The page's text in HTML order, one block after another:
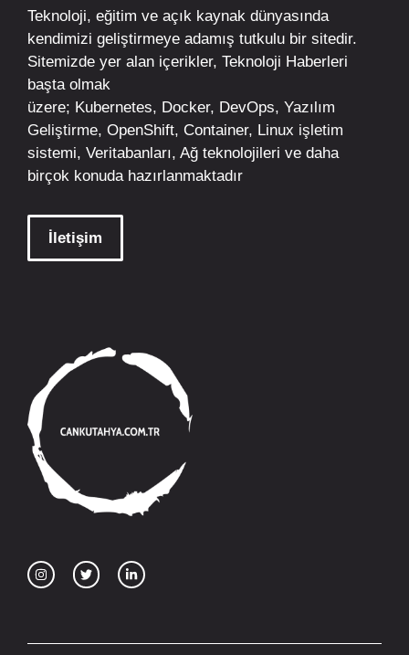
Teknoloji, eğitim ve açık kaynak dünyasında
kendimizi geliştirmeye adamış tutkulu bir sitedir.
Sitemizde yer alan içerikler, Teknoloji Haberleri
başta olmak
üzere; Kubernetes, Docker, DevOps, Yazılım
Geliştirme, OpenShift, Container, Linux işletim
sistemi, Veritabanları, Ağ teknolojileri ve daha
birçok konuda hazırlanmaktadır
İletişim